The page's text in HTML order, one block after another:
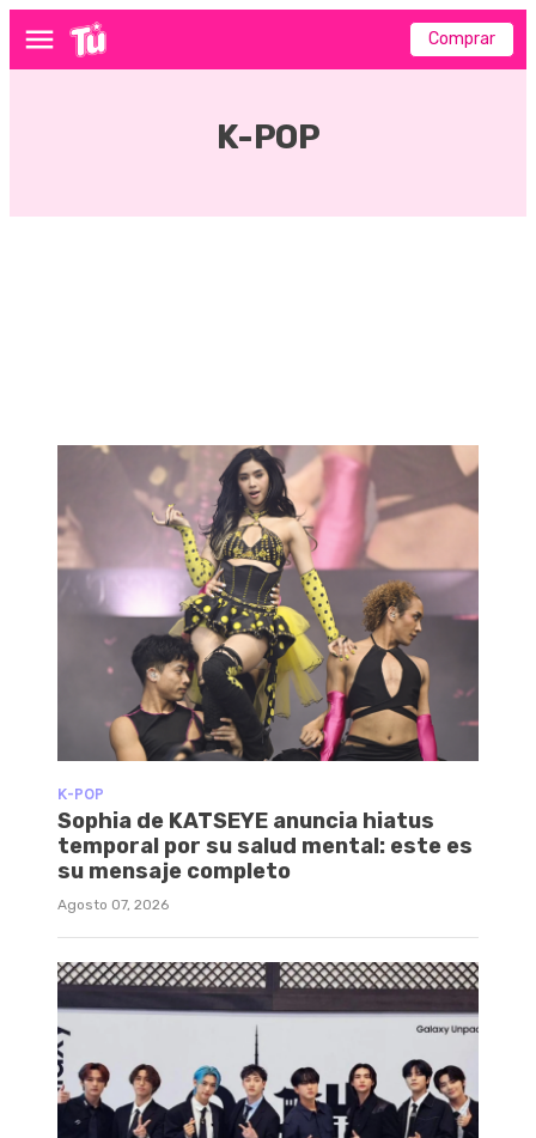
Menú Comprar
K-POP
K-POP
Sophia de KATSEYE anuncia hiatus
temporal por su salud mental: este es
su mensaje completo
Agosto 07, 2026